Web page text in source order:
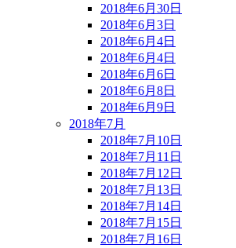
2018年6月30日
2018年6月3日
2018年6月4日
2018年6月4日
2018年6月6日
2018年6月8日
2018年6月9日
2018年7月
2018年7月10日
2018年7月11日
2018年7月12日
2018年7月13日
2018年7月14日
2018年7月15日
2018年7月16日